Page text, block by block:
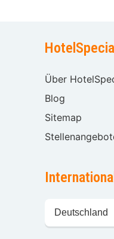
Über
Blog
Sitemap
International
wählen